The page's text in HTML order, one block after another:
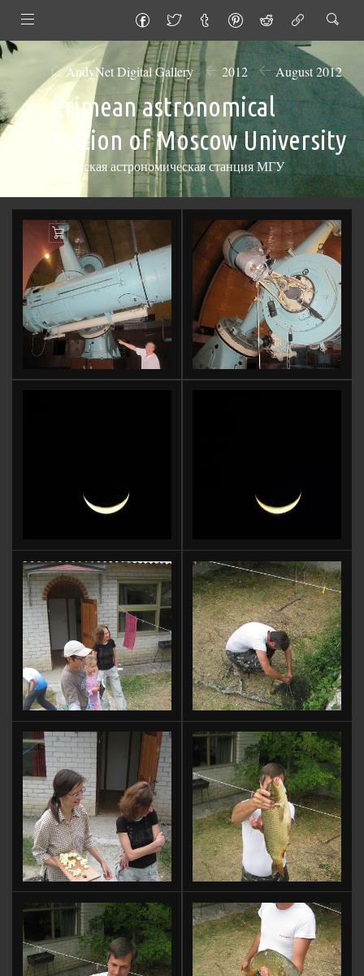
AndyNet Digital Gallery 2012 August 2012
Crimean astronomical
station of Moscow University
Крымская астрономическая станция МГУ
Add
to
Cart